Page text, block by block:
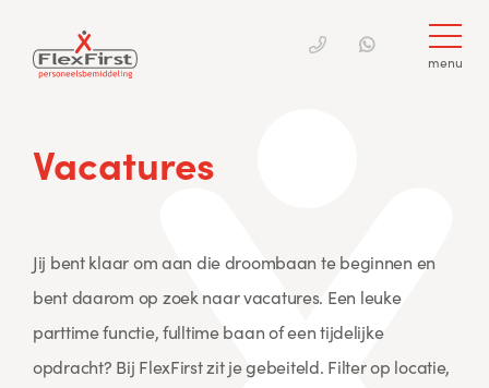
content
menu
Vacatures
Jij bent klaar om aan die droombaan te beginnen en
bent daarom op zoek naar vacatures. Een leuke
parttime functie, fulltime baan of een tijdelijke
opdracht? Bij FlexFirst zit je gebeiteld. Filter op locatie,